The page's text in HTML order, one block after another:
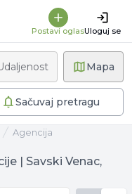
Postavi oglasUloguj se
Mapa
Sačuvaj pretragu
agencija
| Savski Venac,